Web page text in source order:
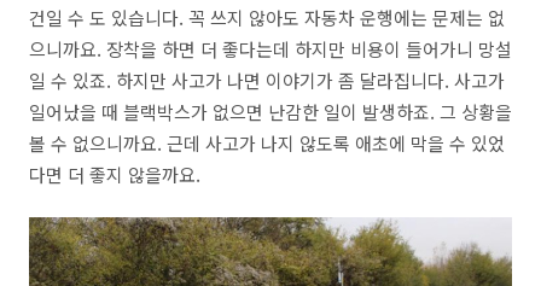
건일 수 도 있습니다. 꼭 쓰지 않아도 자동차 운행에는 문제는 없
으니까요. 장착을 하면 더 좋다는데 하지만 비용이 들어가니 망설
일 수 있죠. 하지만 사고가 나면 이야기가 좀 달라집니다. 사고가
일어났을 때 블랙박스가 없으면 난감한 일이 발생하죠. 그 상황을
볼 수 없으니까요. 근데 사고가 나지 않도록 애초에 막을 수 있었
다면 더 좋지 않을까요.